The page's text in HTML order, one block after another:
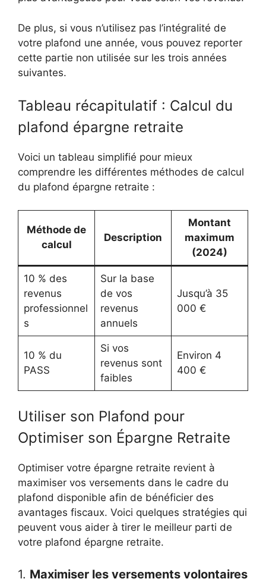
De plus, si vous n’utilisez pas l’intégralité de
votre plafond une année, vous pouvez reporter
cette partie non utilisée sur les trois années
suivantes.
Tableau récapitulatif : Calcul du
plafond épargne retraite
Voici un tableau simplifié pour mieux
comprendre les différentes méthodes de calcul
du plafond épargne retraite :
Méthode de
calcul
Description
Montant
maximum
(2024)
10 % des
revenus
professionnel
s
Sur la base
de vos
revenus
annuels
Jusqu’à 35
000 €
10 % du
PASS
Si vos
revenus sont
faibles
Environ 4
400 €
Utiliser son Plafond pour
Optimiser son Épargne Retraite
Optimiser votre épargne retraite revient à
maximiser vos versements dans le cadre du
plafond disponible afin de bénéficier des
avantages fiscaux. Voici quelques stratégies qui
peuvent vous aider à tirer le meilleur parti de
votre plafond épargne retraite.
1. Maximiser les versements volontaires